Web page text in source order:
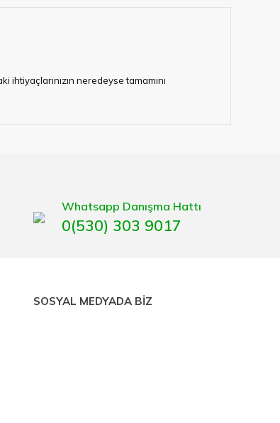
neredeyse tamamını
Whatsapp Danışma Hattı
0(530) 303 9017
SOSYAL MEDYADA BİZ